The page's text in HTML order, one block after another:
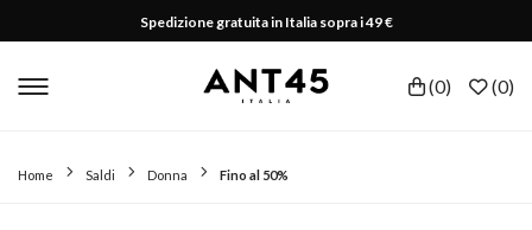
Spedizione gratuita in Italia sopra i 49 €
(0) (0)
Home Saldi Donna Fino al 50%